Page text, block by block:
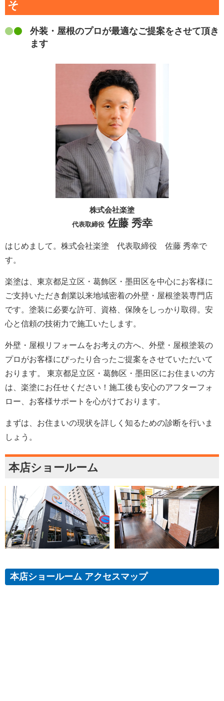
そ
外装・屋根のプロが最適なご提案をさせて頂き
ます
株式会社楽塗
代表取締役佐藤 秀幸
はじめまして。株式会社楽塗 代表取締役 佐藤 秀幸で
す。
楽塗は、東京都足立区・葛飾区・墨田区を中心にお客様に
ご支持いただき創業以来地域密着の外壁・屋根塗装専門店
です。塗装に必要な許可、資格、保険をしっかり取得。安
心と信頼の技術力で施工いたします。
外壁・屋根リフォームをお考えの方へ、外壁・屋根塗装の
プロがお客様にぴったり合ったご提案をさせていただいて
おります。 東京都足立区・葛飾区・墨田区にお住まいの方
は、楽塗にお任せください！施工後も安心のアフターフォ
ロー、お客様サポートを心がけております。
まずは、お住まいの現状を詳しく知るための診断を行いま
しょう。
本店ショールーム
本店ショールーム アクセスマップ